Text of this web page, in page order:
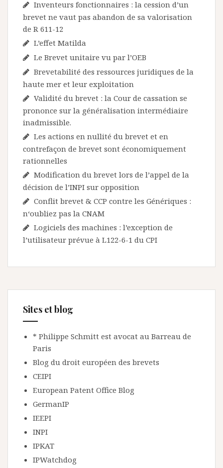
Inventeurs fonctionnaires : la cession d’un
brevet ne vaut pas abandon de sa valorisation
de R 611-12
L’effet Matilda
Le Brevet unitaire vu par l’OEB
Brevetabilité des ressources juridiques de la
haute mer et leur exploitation
Validité du brevet : la Cour de cassation se
prononce sur la généralisation intermédiaire
inadmissible.
Les actions en nullité du brevet et en
contrefaçon de brevet sont économiquement
rationnelles
Modification du brevet lors de l’appel de la
décision de l’INPI sur opposition
Conflit brevet & CCP contre les Génériques :
n‘oubliez pas la CNAM
Logiciels des machines : l’exception de
l’utilisateur prévue à L122-6-1 du CPI
Sites et blog
* Philippe Schmitt est avocat au Barreau de
Paris
Blog du droit européen des brevets
CEIPI
European Patent Office Blog
GermanIP
IEEPI
INPI
IPKAT
IPWatchdog